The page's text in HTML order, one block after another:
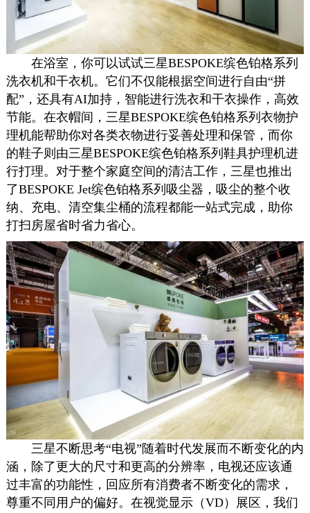
在浴室，你可以试试三星BESPOKE缤色铂格系列
洗衣机和干衣机。它们不仅能根据空间进行自由“拼
配”，还具有AI加持，智能进行洗衣和干衣操作，高效
节能。在衣帽间，三星BESPOKE缤色铂格系列衣物护
理机能帮助你对各类衣物进行妥善处理和保管，而你
的鞋子则由三星BESPOKE缤色铂格系列鞋具护理机进
行打理。对于整个家庭空间的清洁工作，三星也推出
了BESPOKE Jet缤色铂格系列吸尘器，吸尘的整个收
纳、充电、清空集尘桶的流程都能一站式完成，助你
打扫房屋省时省力省心。
三星不断思考“电视”随着时代发展而不断变化的内
涵，除了更大的尺寸和更高的分辨率，电视还应该通
过丰富的功能性，回应所有消费者不断变化的需求，
尊重不同用户的偏好。在视觉显示（VD）展区，我们